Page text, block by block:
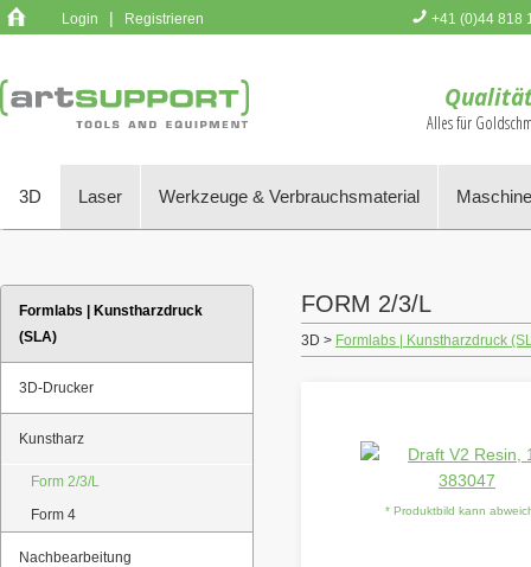
Login | Registrieren +41 (0)44 818
Alles für
3D Laser Werkzeuge & Verbrauchsmaterial
Formlabs | Kunstharzdruck
(SLA)
3D-Drucker
Kunstharz
Form 2/3/L
Form 4
Nachbearbeitung
FORM 2/3/L
3D > Formlabs | Kunstharzdruck
* Produktbild kann